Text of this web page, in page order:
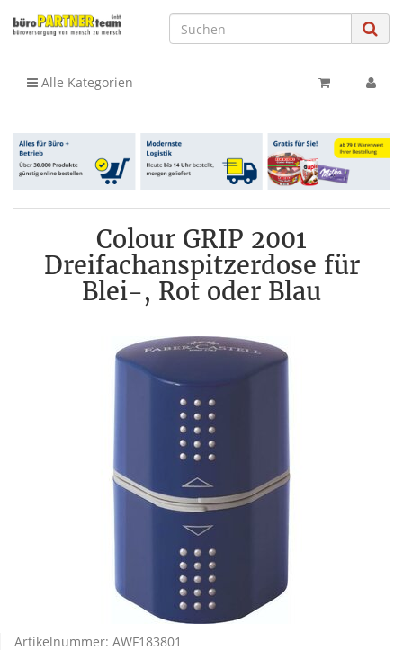
Alle Kategorien
Colour GRIP 2001
Dreifachanspitzerdose für
Blei-, Rot oder Blau
Artikelnummer: AWF183801